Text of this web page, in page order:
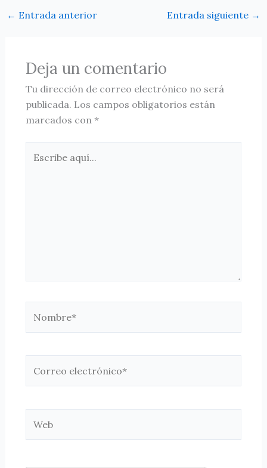
← Entrada anterior Entrada siguiente →
Deja un comentario
Tu dirección de correo electrónico no será
publicada. Los campos obligatorios están
marcados con *
aquí...
electrónico*